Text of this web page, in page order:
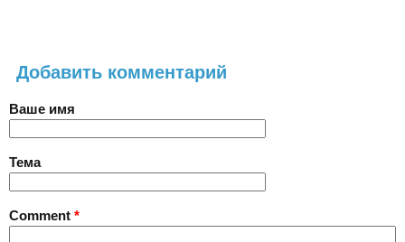
Добавить комментарий
Ваше имя
Тема
Comment *